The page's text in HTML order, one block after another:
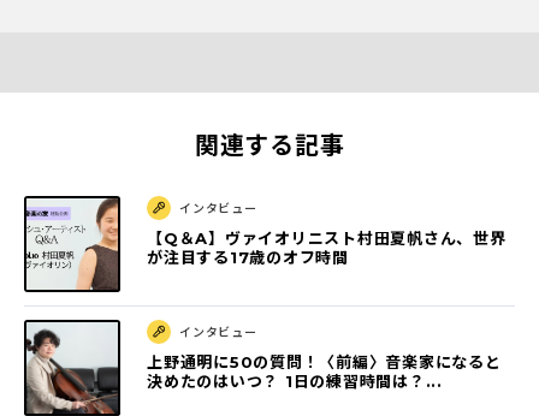
関連する記事
インタビュー
【Q＆A】ヴァイオリニスト村田夏帆さん、世界
が注目する17歳のオフ時間
インタビュー
上野通明に50の質問！〈前編〉音楽家になると
決めたのはいつ？ 1日の練習時間は？...